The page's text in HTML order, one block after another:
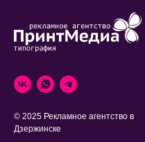
© 2025 Рекламное агентство в
Дзержинске